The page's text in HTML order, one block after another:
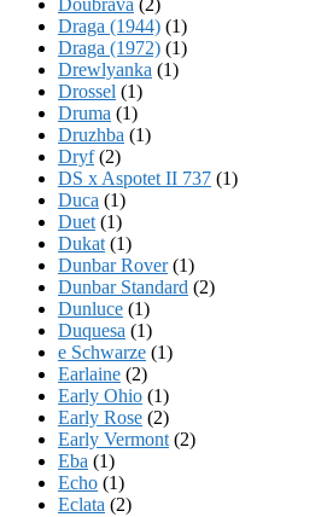
Draga (1944) (1)
Draga (1972) (1)
Drewlyanka (1)
Drossel (1)
Druma (1)
Druzhba (1)
Dryf(2)
DS x Aspotet II 737 (1)
Duca (1)
Duet (1)
Dukat (1)
Dunbar Rover(1)
Dunbar Standard (2)
Dunluce (1)
Duquesa (1)
e Schwarze (1)
Earlaine (2)
Early Ohio (1)
Early Rose (2)
Early Vermont (2)
Eba (1)
Echo (1)
Eclata (2)